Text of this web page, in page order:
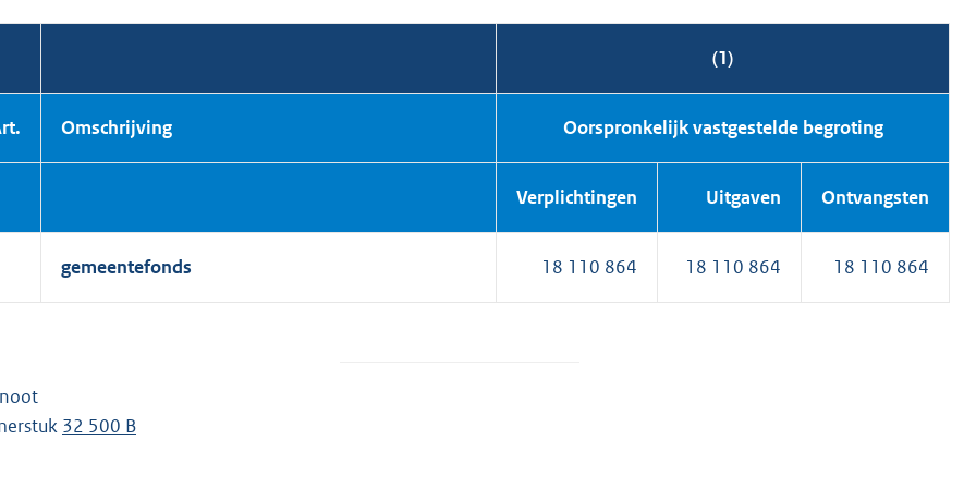
(1)
Omschrijving Oorspronkelijk vastgestelde begroting
Verplichtingen Uitgaven Ontvangsten
gemeentefonds 18 110 864 18 110 864 18 110 864
32 500 B